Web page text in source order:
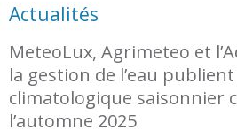
Actualités
MeteoLux, Agrimeteo et
la gestion de l’eau
climatologique saisonnier
l’automne 2025